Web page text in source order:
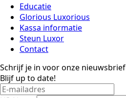
Educatie
Glorious Luxorious
Kassa informatie
Steun Luxor
Contact
Schrijf je in voor onze nieuwsbrief
Blijf up to date!